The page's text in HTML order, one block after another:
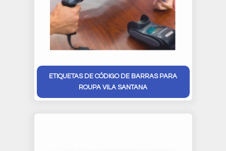
ETIQUETAS DE CÓDIGO DE BARRAS PARA
ROUPA VILA SANTANA